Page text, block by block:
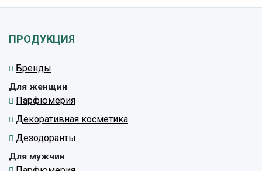
ПРОДУКЦИЯ
Бренды
Для женщин
Парфюмерия
Декоративная косметика
Дезодоранты
Для мужчин